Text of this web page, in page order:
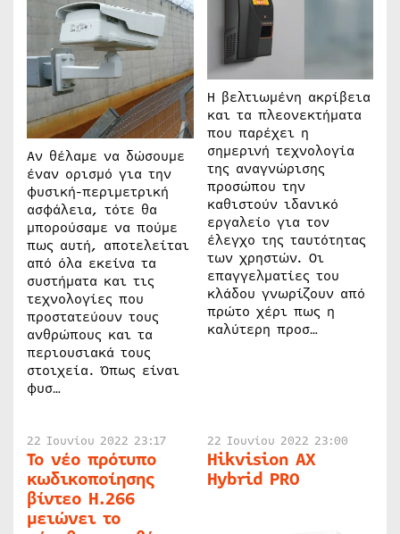
Αν θέλαμε να δώσουμε
έναν ορισμό για την
φυσική-περιμετρική
ασφάλεια, τότε θα
μπορούσαμε να πούμε
πως αυτή, αποτελείται
από όλα εκείνα τα
συστήματα και τις
τεχνολογίες που
προστατεύουν τους
ανθρώπους και τα
περιουσιακά τους
στοιχεία. Όπως είναι
φυσ…
Η βελτιωμένη ακρίβεια
και τα πλεονεκτήματα
που παρέχει η
σημερινή τεχνολογία
της αναγνώρισης
προσώπου την
καθιστούν ιδανικό
εργαλείο για τον
έλεγχο της ταυτότητας
των χρηστών. Οι
επαγγελματίες του
κλάδου γνωρίζουν από
πρώτο χέρι πως η
καλύτερη προσ…
22 Ιουνίου 2022 23:17
Το νέο πρότυπο
κωδικοποίησης
βίντεο H.266
μειώνει το
22 Ιουνίου 2022 23:00
Hikvision AX
Hybrid PRO